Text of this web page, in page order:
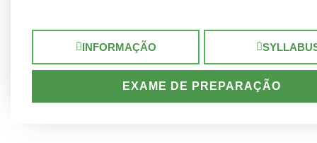
INFORMAÇÃO
EXAME DE PREPARAÇÃO